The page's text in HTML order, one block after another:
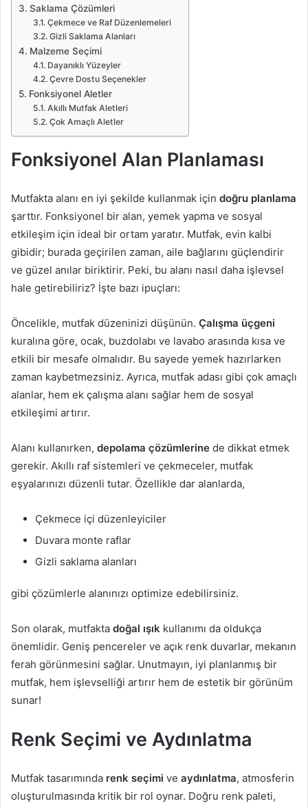
Saklama Çözümleri
Çekmece ve Raf Düzenlemeleri
Gizli Saklama Alanları
Malzeme Seçimi
Dayanıklı Yüzeyler
Çevre Dostu Seçenekler
Fonksiyonel Aletler
Akıllı Mutfak Aletleri
Çok Amaçlı Aletler
Fonksiyonel Alan Planlaması
Mutfakta alanı en iyi şekilde kullanmak için doğru planlama
şarttır. Fonksiyonel bir alan, yemek yapma ve sosyal
etkileşim için ideal bir ortam yaratır. Mutfak, evin kalbi
gibidir; burada geçirilen zaman, aile bağlarını güçlendirir
ve güzel anılar biriktirir. Peki, bu alanı nasıl daha işlevsel
hale getirebiliriz? İşte bazı ipuçları:
Öncelikle, mutfak düzeninizi düşünün. Çalışma üçgeni
kuralına göre, ocak, buzdolabı ve lavabo arasında kısa ve
etkili bir mesafe olmalıdır. Bu sayede yemek hazırlarken
zaman kaybetmezsiniz. Ayrıca, mutfak adası gibi çok amaçlı
alanlar, hem ek çalışma alanı sağlar hem de sosyal
etkileşimi artırır.
Alanı kullanırken, depolama çözümlerine de dikkat etmek
gerekir. Akıllı raf sistemleri ve çekmeceler, mutfak
eşyalarınızı düzenli tutar. Özellikle dar alanlarda,
Çekmece içi düzenleyiciler
Duvara monte raflar
Gizli saklama alanları
gibi çözümlerle alanınızı optimize edebilirsiniz.
Son olarak, mutfakta doğal ışık kullanımı da oldukça
önemlidir. Geniş pencereler ve açık renk duvarlar, mekanın
ferah görünmesini sağlar. Unutmayın, iyi planlanmış bir
mutfak, hem işlevselliği artırır hem de estetik bir görünüm
sunar!
Renk Seçimi ve Aydınlatma
Mutfak tasarımında renk seçimi ve aydınlatma, atmosferin
oluşturulmasında kritik bir rol oynar. Doğru renk paleti,